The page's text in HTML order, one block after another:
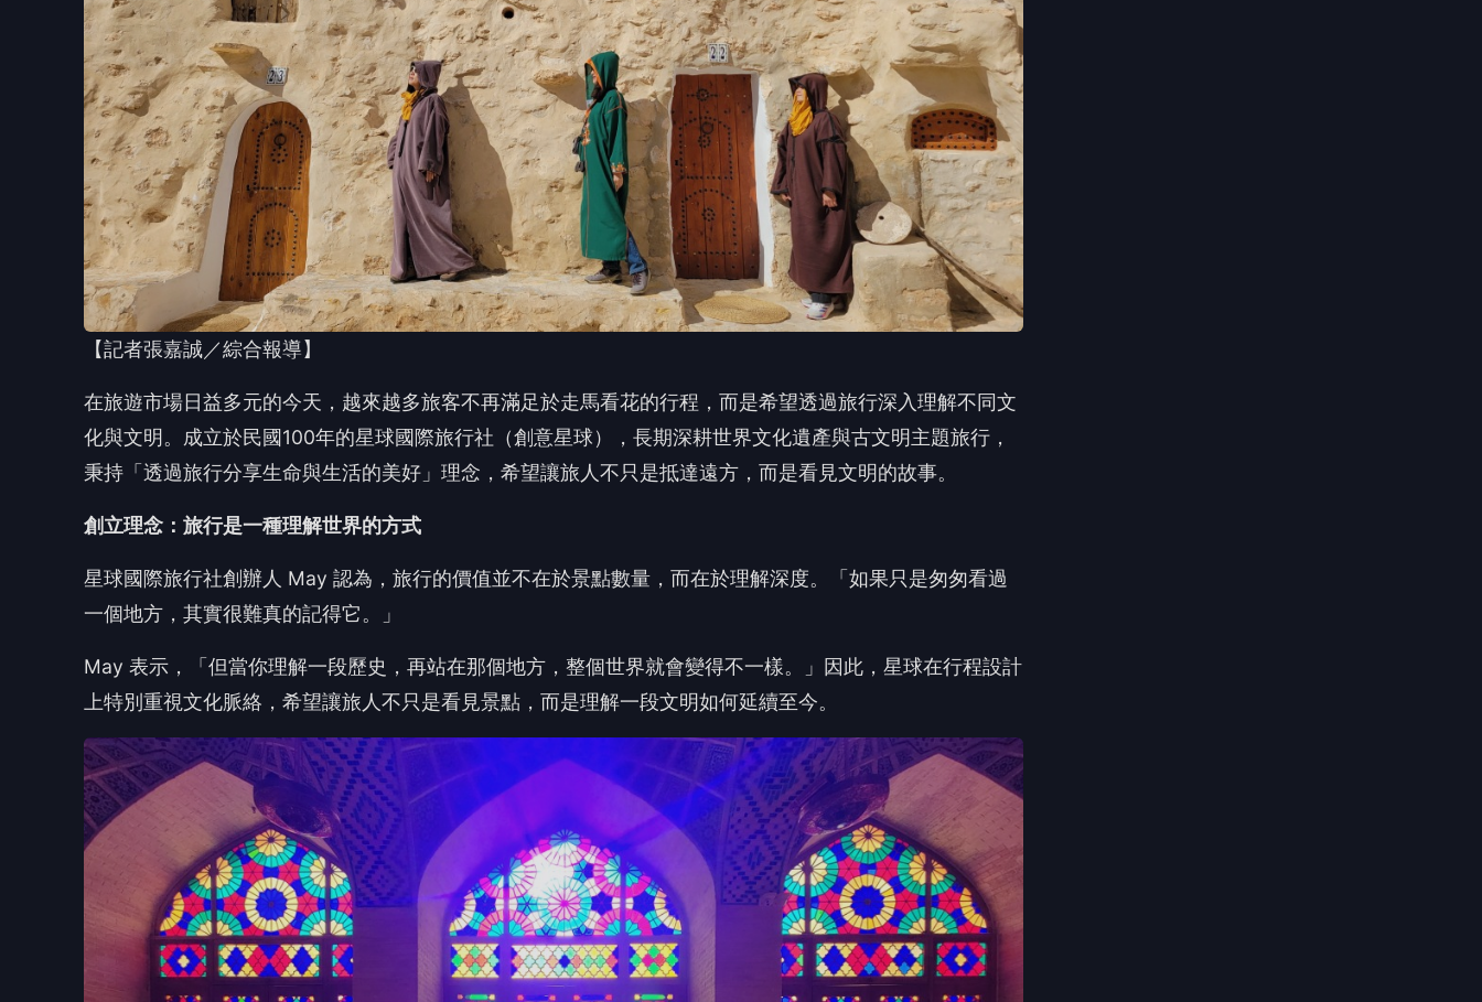
【記者張嘉誠／綜合報導】
在旅遊市場日益多元的今天，越來越多旅客不再滿足於走馬看花的行程，而是希望透過旅行深入理解不同文
化與文明。成立於民國100年的星球國際旅行社（創意星球），長期深耕世界文化遺產與古文明主題旅行，
秉持「透過旅行分享生命與生活的美好」理念，希望讓旅人不只是抵達遠方，而是看見文明的故事。
創立理念：旅行是一種理解世界的方式
星球國際旅行社創辦人 May 認為，旅行的價值並不在於景點數量，而在於理解深度。「如果只是匆匆看過
一個地方，其實很難真的記得它。」
May 表示，「但當你理解一段歷史，再站在那個地方，整個世界就會變得不一樣。」因此，星球在行程設計
上特別重視文化脈絡，希望讓旅人不只是看見景點，而是理解一段文明如何延續至今。